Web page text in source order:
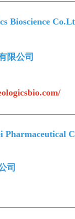
Bioscience
限公司
Pharmaceutical
司